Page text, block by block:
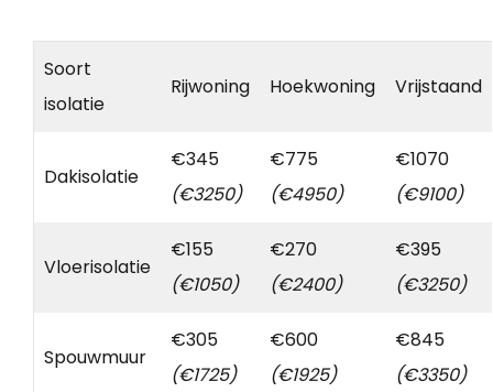
Soort
isolatie
Rijwoning Hoekwoning Vrijstaand
Dakisolatie
€345
(€3250)
€775
(€4950)
€1070
(€9100)
Vloerisolatie
€155
(€1050)
€270
(€2400)
€395
(€3250)
Spouwmuur
€305
(€1725)
€600
(€1925)
€845
(€3350)